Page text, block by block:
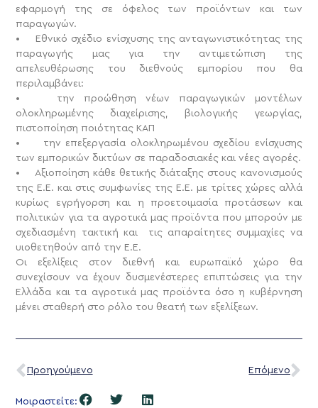
εφαρμογή της σε όφελος των προϊόντων και των
παραγωγών.
• Εθνικό σχέδιο ενίσχυσης της ανταγωνιστικότητας της
παραγωγής μας για την αντιμετώπιση της
απελευθέρωσης του διεθνούς εμπορίου που θα
περιλαμβάνει:
• την προώθηση νέων παραγωγικών μοντέλων
ολοκληρωμένης διαχείρισης, βιολογικής γεωργίας,
πιστοποίηση ποιότητας ΚΑΠ
• την επεξεργασία ολοκληρωμένου σχεδίου ενίσχυσης
των εμπορικών δικτύων σε παραδοσιακές και νέες αγορές.
• Αξιοποίηση κάθε θετικής διάταξης στους κανονισμούς
της Ε.Ε. και στις συμφωνίες της Ε.Ε. με τρίτες χώρες αλλά
κυρίως εγρήγορση και η προετοιμασία προτάσεων και
πολιτικών για τα αγροτικά μας προϊόντα που μπορούν με
σχεδιασμένη τακτική και τις απαραίτητες συμμαχίες να
υιοθετηθούν από την Ε.Ε.
Οι εξελίξεις στον διεθνή και ευρωπαϊκό χώρο θα
συνεχίσουν να έχουν δυσμενέστερες επιπτώσεις για την
Ελλάδα και τα αγροτικά μας προϊόντα όσο η κυβέρνηση
μένει σταθερή στο ρόλο του θεατή των εξελίξεων.
Προηγούμενο Επόμενο
Μοιραστείτε: